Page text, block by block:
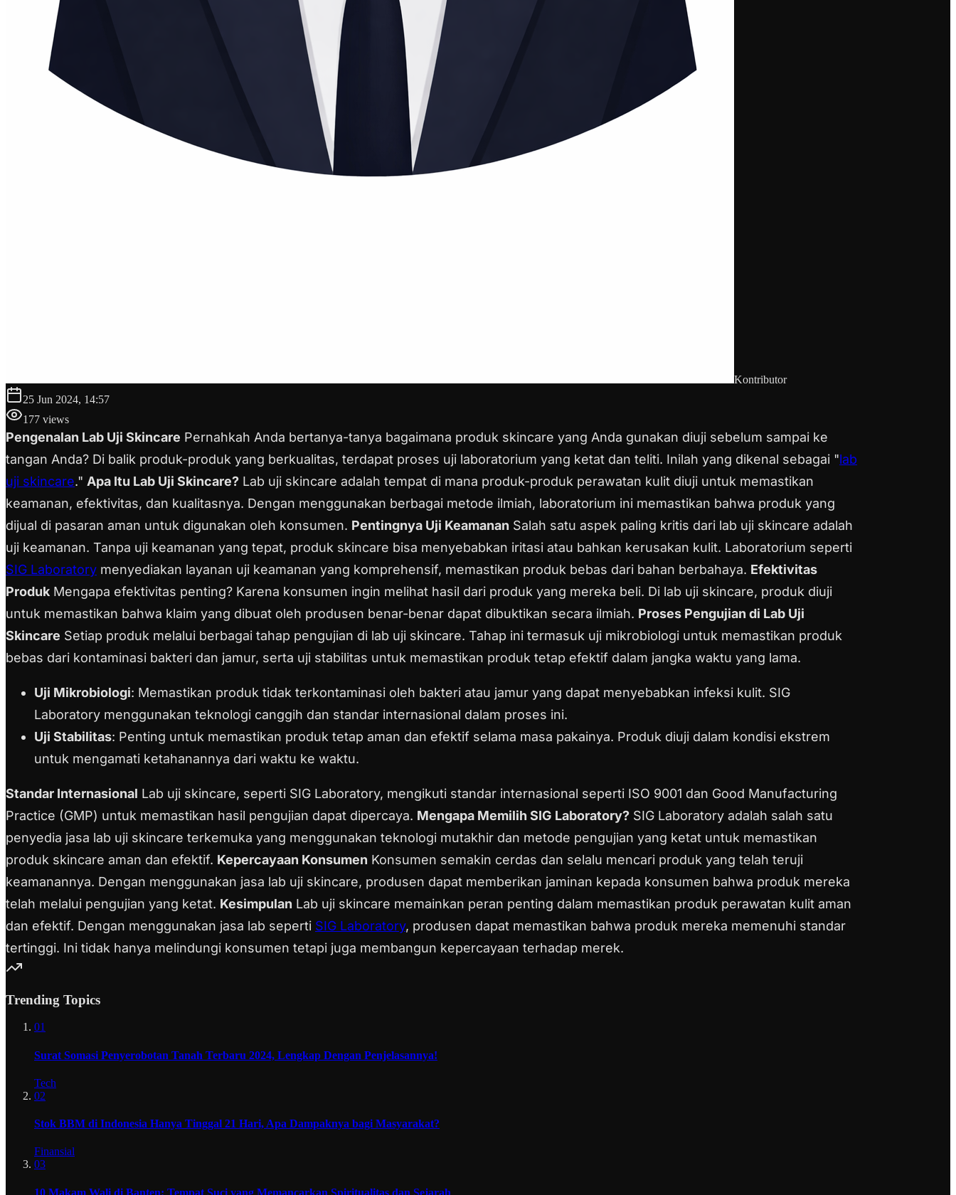
Kontributor
25 Jun 2024, 14:57
177 views
Pengenalan Lab Uji Skincare Pernahkah Anda bertanya-tanya bagaimana produk skincare yang Anda gunakan diuji sebelum sampai ke
tangan Anda? Di balik produk-produk yang berkualitas, terdapat proses uji laboratorium yang ketat dan teliti. Inilah yang dikenal sebagai "lab
uji skincare." Apa Itu Lab Uji Skincare? Lab uji skincare adalah tempat di mana produk-produk perawatan kulit diuji untuk memastikan
keamanan, efektivitas, dan kualitasnya. Dengan menggunakan berbagai metode ilmiah, laboratorium ini memastikan bahwa produk yang
dijual di pasaran aman untuk digunakan oleh konsumen. Pentingnya Uji Keamanan Salah satu aspek paling kritis dari lab uji skincare adalah
uji keamanan. Tanpa uji keamanan yang tepat, produk skincare bisa menyebabkan iritasi atau bahkan kerusakan kulit. Laboratorium seperti
SIG Laboratory menyediakan layanan uji keamanan yang komprehensif, memastikan produk bebas dari bahan berbahaya. Efektivitas
Produk Mengapa efektivitas penting? Karena konsumen ingin melihat hasil dari produk yang mereka beli. Di lab uji skincare, produk diuji
untuk memastikan bahwa klaim yang dibuat oleh produsen benar-benar dapat dibuktikan secara ilmiah. Proses Pengujian di Lab Uji
Skincare Setiap produk melalui berbagai tahap pengujian di lab uji skincare. Tahap ini termasuk uji mikrobiologi untuk memastikan produk
bebas dari kontaminasi bakteri dan jamur, serta uji stabilitas untuk memastikan produk tetap efektif dalam jangka waktu yang lama.
Uji Mikrobiologi: Memastikan produk tidak terkontaminasi oleh bakteri atau jamur yang dapat menyebabkan infeksi kulit. SIG
Laboratory menggunakan teknologi canggih dan standar internasional dalam proses ini.
Uji Stabilitas: Penting untuk memastikan produk tetap aman dan efektif selama masa pakainya. Produk diuji dalam kondisi ekstrem
untuk mengamati ketahanannya dari waktu ke waktu.
Standar Internasional Lab uji skincare, seperti SIG Laboratory, mengikuti standar internasional seperti ISO 9001 dan Good Manufacturing
Practice (GMP) untuk memastikan hasil pengujian dapat dipercaya. Mengapa Memilih SIG Laboratory? SIG Laboratory adalah salah satu
penyedia jasa lab uji skincare terkemuka yang menggunakan teknologi mutakhir dan metode pengujian yang ketat untuk memastikan
produk skincare aman dan efektif. Kepercayaan Konsumen Konsumen semakin cerdas dan selalu mencari produk yang telah teruji
keamanannya. Dengan menggunakan jasa lab uji skincare, produsen dapat memberikan jaminan kepada konsumen bahwa produk mereka
telah melalui pengujian yang ketat. Kesimpulan Lab uji skincare memainkan peran penting dalam memastikan produk perawatan kulit aman
dan efektif. Dengan menggunakan jasa lab seperti SIG Laboratory, produsen dapat memastikan bahwa produk mereka memenuhi standar
tertinggi. Ini tidak hanya melindungi konsumen tetapi juga membangun kepercayaan terhadap merek.
Trending Topics
01
Surat Somasi Penyerobotan Tanah Terbaru 2024, Lengkap Dengan Penjelasannya!
Tech
02
Stok BBM di Indonesia Hanya Tinggal 21 Hari, Apa Dampaknya bagi Masyarakat?
Finansial
03
10 Makam Wali di Banten: Tempat Suci yang Memancarkan Spiritualitas dan Sejarah